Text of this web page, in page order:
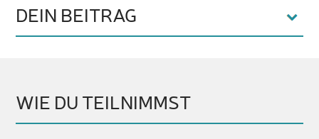
DEIN BEITRAG
WIE DU TEILNIMMST